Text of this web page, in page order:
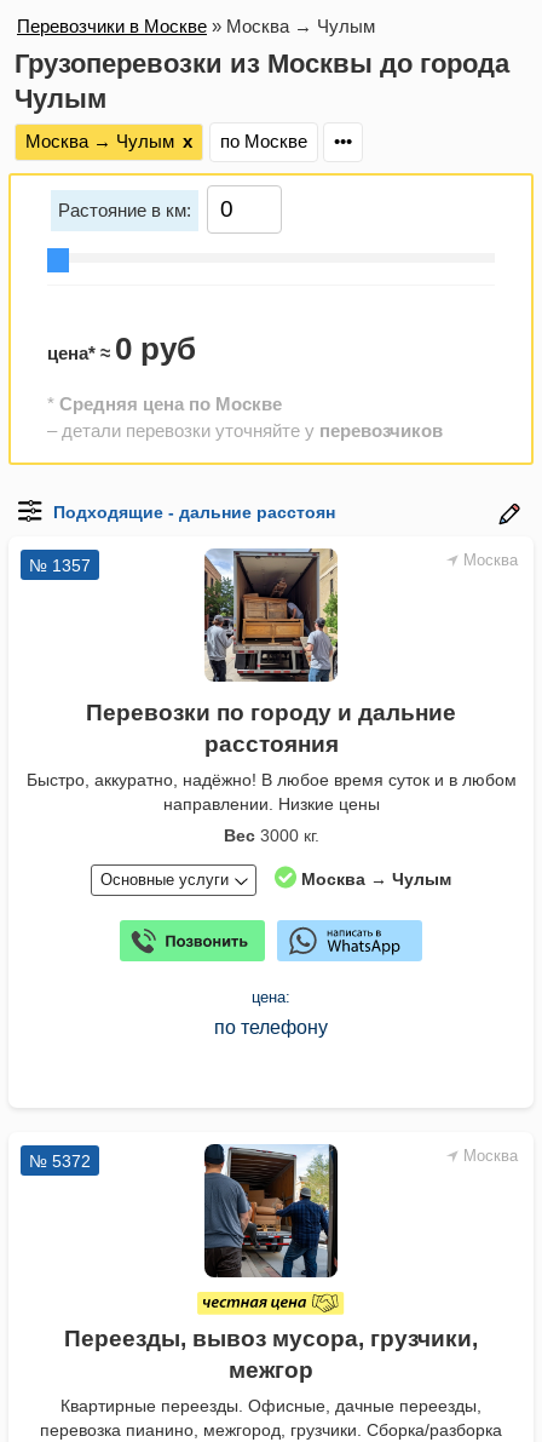
Перевозчики в Москве » Москва → Чулым
Грузоперевозки из Москвы до города
Чулым
Москва → Чулым х по Москве •••
Растояние в км:
цена* ≈ 0 руб
* Средняя цена по Москве
– детали перевозки уточняйте у перевозчиков
Москва
№ 1357
Перевозки по городу и дальние
расстояния
Быстро, аккуратно, надёжно! В любое время суток и в любом
направлении. Низкие цены
Вес3000 кг.
Основные услуги Москва → Чулым
цена:
по телефону
Москва
№ 5372
Переезды, вывоз мусора, грузчики,
межгор
Квартирные переезды. Офисные, дачные переезды,
перевозка пианино, межгород, грузчики. Сборка/разборка